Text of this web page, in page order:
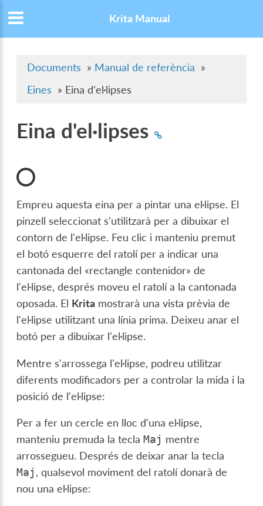
Krita Manual
Documents » Manual de referència »
Eines » Eina d'el·lipses
Eina d'el·lipses
Empreu aquesta eina per a pintar una el·lipse. El
pinzell seleccionat s'utilitzarà per a dibuixar el
contorn de l'el·lipse. Feu clic i manteniu premut
el botó esquerre del ratolí per a indicar una
cantonada del «rectangle contenidor» de
l'el·lipse, després moveu el ratolí a la cantonada
oposada. El Krita mostrarà una vista prèvia de
l'el·lipse utilitzant una línia prima. Deixeu anar el
botó per a dibuixar l'el·lipse.
Mentre s'arrossega l'el·lipse, podreu utilitzar
diferents modificadors per a controlar la mida i la
posició de l'el·lipse:
Per a fer un cercle en lloc d'una el·lipse,
manteniu premuda la teclaMaj mentre
arrossegueu. Després de deixar anar la tecla
Maj , qualsevol moviment del ratolí donarà de
nou una el·lipse: